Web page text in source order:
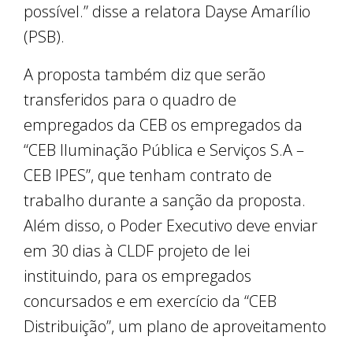
possível.” disse a relatora Dayse Amarílio
(PSB).
A proposta também diz que serão
transferidos para o quadro de
empregados da CEB os empregados da
“CEB Iluminação Pública e Serviços S.A –
CEB IPES”, que tenham contrato de
trabalho durante a sanção da proposta.
Além disso, o Poder Executivo deve enviar
em 30 dias à CLDF projeto de lei
instituindo, para os empregados
concursados e em exercício da “CEB
Distribuição”, um plano de aproveitamento